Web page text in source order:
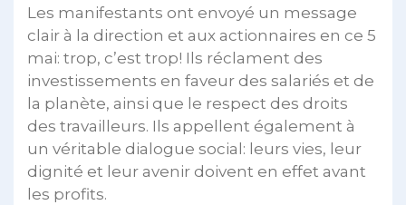
Les manifestants ont envoyé un message
clair à la direction et aux actionnaires en ce 5
mai: trop, c’est trop! Ils réclament des
investissements en faveur des salariés et de
la planète, ainsi que le respect des droits
des travailleurs. Ils appellent également à
un véritable dialogue social: leurs vies, leur
dignité et leur avenir doivent en effet avant
les profits.